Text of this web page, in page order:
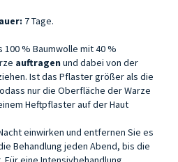
7 Tage.
100 % Baumwolle mit 40 %
auftragen und dabei von der
Ist das Pflaster größer als die
nur die Oberfläche der Warze
Heftpflaster auf der Haut
einwirken und entfernen Sie es
Behandlung jeden Abend, bis die